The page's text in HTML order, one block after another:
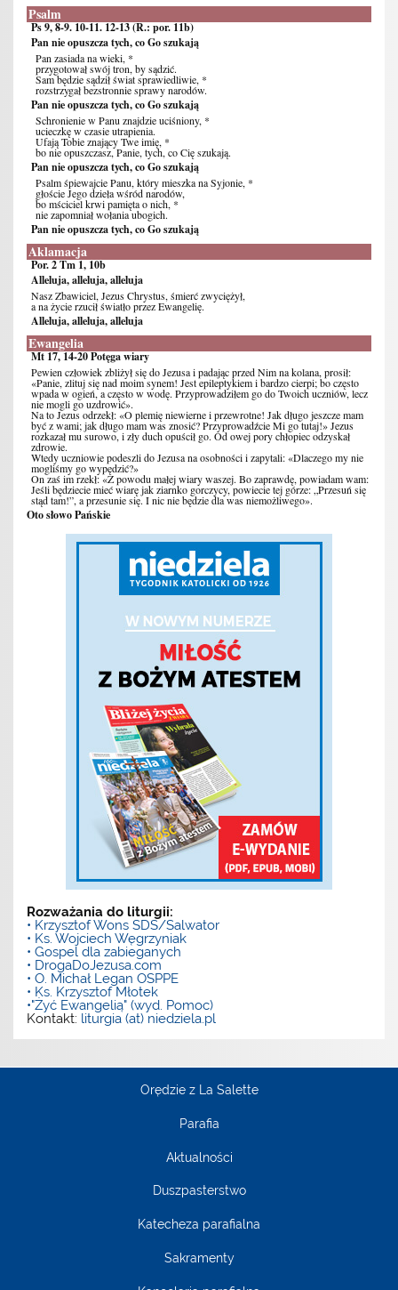
Psalm
Ps 9, 8-9. 10-11. 12-13 (R.: por. 11b)
Pan nie opuszcza tych, co Go szukają
Pan zasiada na wieki, *
przygotował swój tron, by sądzić.
Sam będzie sądził świat sprawiedliwie, *
rozstrzygał bezstronnie sprawy narodów.
Pan nie opuszcza tych, co Go szukają
Schronienie w Panu znajdzie uciśniony, *
ucieczkę w czasie utrapienia.
Ufają Tobie znający Twe imię, *
bo nie opuszczasz, Panie, tych, co Cię szukają.
Pan nie opuszcza tych, co Go szukają
Psalm śpiewajcie Panu, który mieszka na Syjonie, *
głoście Jego dzieła wśród narodów,
bo mściciel krwi pamięta o nich, *
nie zapomniał wołania ubogich.
Pan nie opuszcza tych, co Go szukają
Aklamacja
Por. 2 Tm 1, 10b
Alleluja, alleluja, alleluja
Nasz Zbawiciel, Jezus Chrystus, śmierć zwyciężył,
a na życie rzucił światło przez Ewangelię.
Alleluja, alleluja, alleluja
Ewangelia
Mt 17, 14-20 Potęga wiary
Pewien człowiek zbliżył się do Jezusa i padając przed Nim na kolana, prosił:
«Panie, zlituj się nad moim synem! Jest epileptykiem i bardzo cierpi; bo często
wpada w ogień, a często w wodę. Przyprowadziłem go do Twoich uczniów, lecz
nie mogli go uzdrowić».
Na to Jezus odrzekł: «O plemię niewierne i przewrotne! Jak długo jeszcze mam
być z wami; jak długo mam was znosić? Przyprowadźcie Mi go tutaj!» Jezus
rozkazał mu surowo, i zły duch opuścił go. Od owej pory chłopiec odzyskał
zdrowie.
Wtedy uczniowie podeszli do Jezusa na osobności i zapytali: «Dlaczego my nie
mogliśmy go wypędzić?»
On zaś im rzekł: «Z powodu małej wiary waszej. Bo zaprawdę, powiadam wam:
Jeśli będziecie mieć wiarę jak ziarnko gorczycy, powiecie tej górze: „Przesuń się
stąd tam!”, a przesunie się. I nic nie będzie dla was niemożliwego».
Oto słowo Pańskie
Rozważania do liturgii:
• Krzysztof Wons SDS/Salwator
• Ks. Wojciech Węgrzyniak
• Gospel dla zabieganych
• DrogaDoJezusa.com
• O. Michał Legan OSPPE
• Ks. Krzysztof Młotek
•"Żyć Ewangelią" (wyd. Pomoc)
Kontakt: liturgia (at) niedziela.pl
Orędzie z La Salette
Parafia
Aktualności
Duszpasterstwo
Katecheza parafialna
Sakramenty